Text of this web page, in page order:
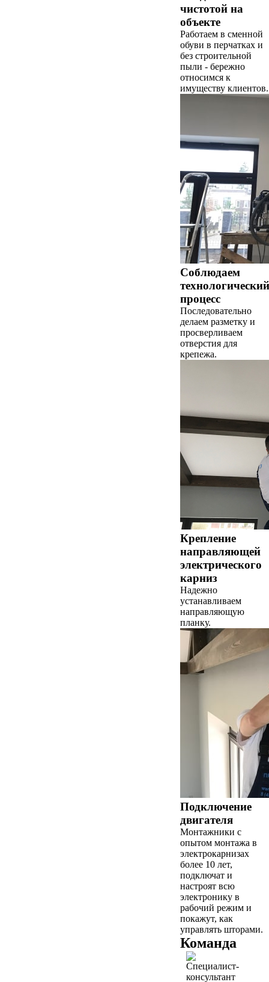
чистотой на
объекте
Работаем в сменной
обуви в перчатках и
без строительной
пыли - бережно
относимся к
имуществу клиентов.
Соблюдаем
технологический
процесс
Последовательно
делаем разметку и
просверливаем
отверстия для
крепежа.
Крепление
направляющей
электрического
карниз
Надежно
устанавливаем
направляющую
планку.
Подключение
двигателя
Монтажники с
опытом монтажа в
электрокарнизах
более 10 лет,
подключат и
настроят всю
электронику в
рабочий режим и
покажут, как
управлять шторами.
Команда